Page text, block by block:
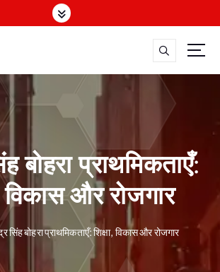
बोहरा प्राथमिकताएँ:
विकास और रोजगार
सिंह बोहरा प्राथमिकताएँ: शिक्षा, विकास और रोजगार